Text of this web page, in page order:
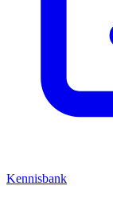
Kennisbank